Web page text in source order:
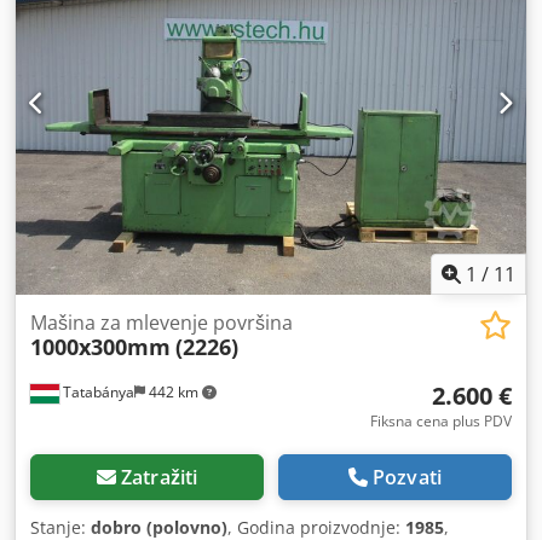
1 / 11
Tatabánya 442 km
Mašina za mlevenje površina
1000x300mm (2226)
2.600 €
Fiksna cena plus PDV
Zatražiti Pozvati
Stanje: dobro (polovno), Godina proizvodnje: 1985,